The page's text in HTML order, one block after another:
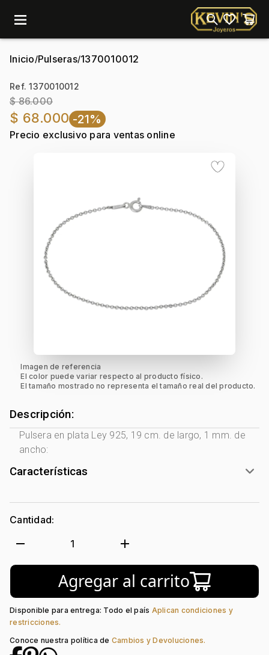
menu
Inicio/Pulseras/1370010012
Ref. 1370010012
$ 86.000
$ 68.000 -21%
Precio exclusivo para ventas online
Imagen de referencia
El color puede variar respecto al producto físico.
El tamaño mostrado no representa el tamaño real del producto.
Descripción:
Pulsera en plata Ley 925, 19 cm. de largo, 1 mm. de
ancho:
Características
Género: Mujer
Tono Metal:
Metal: Plata Ley 925
Rolo
Tipo de terminado: Rodinado
Tipo de Broche: Reasa
Cantidad:
remove 1 add
Agregar al carrito
Disponible para entrega: Todo el país Aplican condiciones y
restricciones.
Conoce nuestra política de Cambios y Devoluciones.